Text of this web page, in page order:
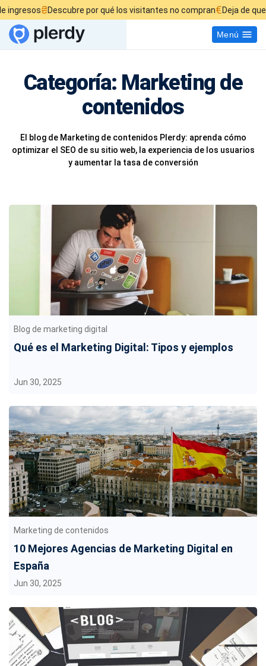
₴Descubre por qué los visitantes no compran€Deja de
Menú
Categoría: Marketing de
contenidos
El blog de Marketing de contenidos Plerdy: aprenda cómo
optimizar el SEO de su sitio web, la experiencia de los usuarios
y aumentar la tasa de conversión
Blog de marketing digital
Qué es el Marketing Digital: Tipos y ejemplos
Jun 30, 2025
Marketing de contenidos
10 Mejores Agencias de Marketing Digital en
España
Jun 30, 2025